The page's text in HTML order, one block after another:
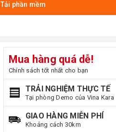
Tải phần mềm
Mua hàng quá dễ!
Chính sách tốt nhất cho bạn
TRẢI NGHIỆM THỰC TẾ
Tại phòng Demo của Vina Kara
GIAO HÀNG MIỄN PHÍ
Khoảng cách 30km